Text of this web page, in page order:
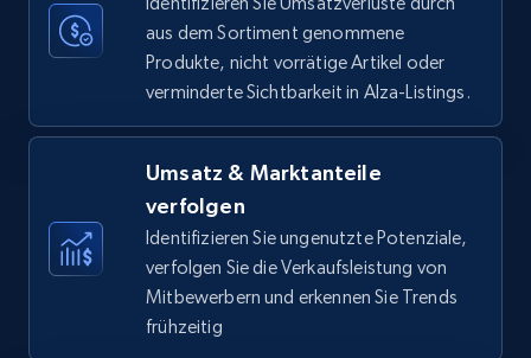
URL, Product name, Product rating, Product
rating object, Product rating max, Rating,
Author name, Asin, and more.
7.4K+ 872+ Jetzt anfangen
aus dem Sortiment genommene
Produkte, nicht vorrätige Artikel oder
verminderte Sichtbarkeit in Alza-Listings.
Umsatz & Marktanteile
verfolgen
Identifizieren Sie ungenutzte Potenziale,
verfolgen Sie die Verkaufsleistung von
Mitbewerbern und erkennen Sie Trends
frühzeitig